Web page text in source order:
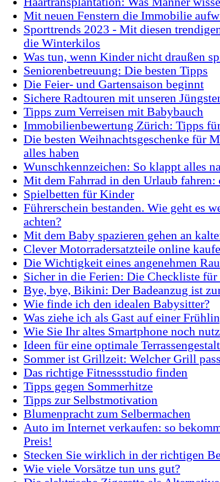
Mit neuen Fenstern die Immobilie
Sporttrends 2023 - Mit diesen
die Winterkilos
Was tun, wenn Kinder nicht draußen
Seniorenbetreuung: Die besten Tipps
Die Feier- und Gartensaison beginnt
Sichere Radtouren mit unseren
Tipps zum Verreisen mit Babybauch
Immobilienbewertung Zürich: Tipps
Die besten Weihnachtsgeschenke für
alles haben
Wunschkennzeichen: So klappt alles
Mit dem Fahrrad in den Urlaub fahren:
Spielbetten für Kinder
Führerschein bestanden. Wie geht es
achten?
Mit dem Baby spazieren gehen an
Clever Motorradersatzteile online
Die Wichtigkeit eines angenehmen
Sicher in die Ferien: Die Checkliste
Bye, bye, Bikini: Der Badeanzug ist
Wie finde ich den idealen Babysitter?
Was ziehe ich als Gast auf einer
Wie Sie Ihr altes Smartphone noch
Ideen für eine optimale
Sommer ist Grillzeit: Welcher Grill
Das richtige Fitnessstudio finden
Tipps gegen Sommerhitze
Tipps zur Selbstmotivation
Blumenpracht zum Selbermachen
Auto im Internet verkaufen: so
Preis!
Stecken Sie wirklich in der richtigen
Wie viele Vorsätze tun uns gut?